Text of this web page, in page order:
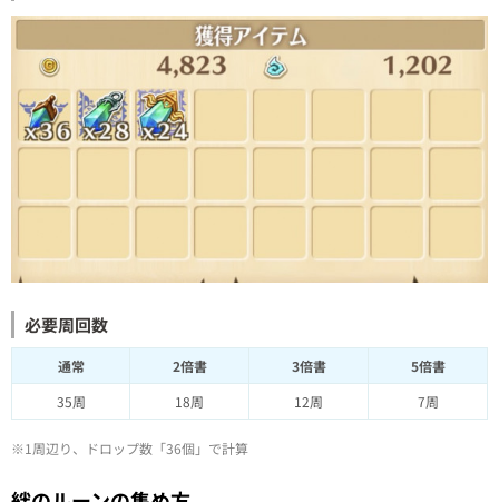
必要周回数
通常 2倍書 3倍書
5倍書
35周
18周 12周 7周
※1周辺り、ドロップ数「36個」で計算